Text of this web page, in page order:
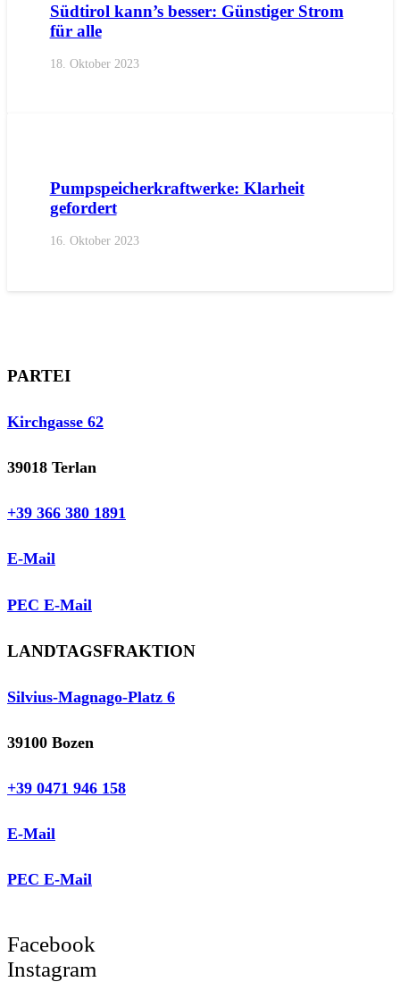
Südtirol kann’s besser: Günstiger Strom
für alle
18. Oktober 2023
Pumpspeicherkraftwerke: Klarheit
gefordert
16. Oktober 2023
PARTEI
Kirchgasse 62
39018 Terlan
+39 366 380 1891
E-Mail
PEC E-Mail
LANDTAGSFRAKTION
Silvius-Magnago-Platz 6
39100 Bozen
+39 0471 946 158
E-Mail
PEC E-Mail
Facebook
Instagram